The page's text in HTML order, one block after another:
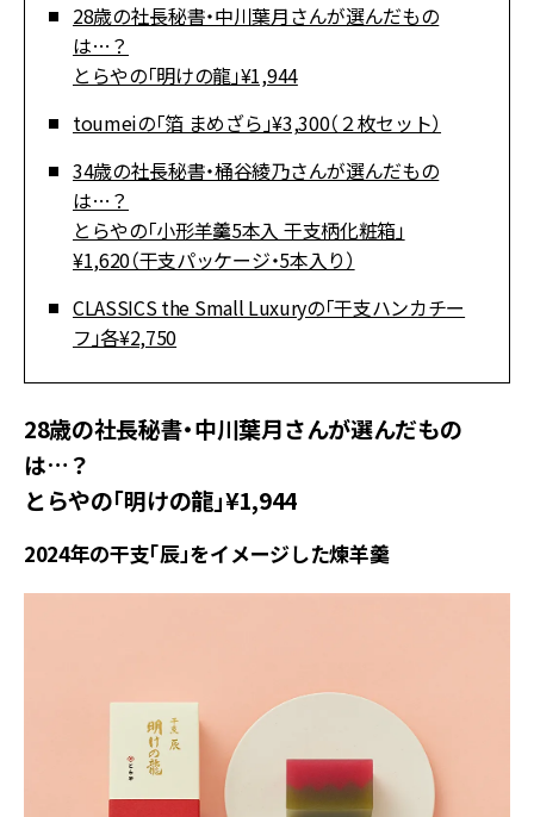
28歳の社長秘書・中川葉月さんが選んだもの
は…？
とらやの「明けの龍」¥1,944
toumeiの「箔 まめざら」¥3,300（２枚セット）
34歳の社長秘書・桶谷綾乃さんが選んだもの
は…？
とらやの「小形羊羹5本入 干支柄化粧箱」
¥1,620（干支パッケージ・5本入り）
CLASSICS the Small Luxuryの「干支ハンカチー
フ」各¥2,750
28歳の社長秘書・中川葉月さんが選んだもの
は…？
とらやの「明けの龍」¥1,944
2024年の干支「辰」をイメージした煉羊羹